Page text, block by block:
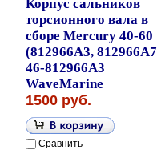
Корпус сальников
торсионного вала в
сборе Mercury 40-60
(812966A3,
46-812966A3
WaveMarine
1500 руб.
Сравнить